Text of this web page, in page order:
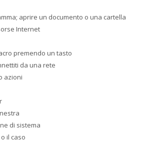
aprire un documento o una cartella
Internet
premendo un tasto
da una rete
azioni
di sistema
il caso